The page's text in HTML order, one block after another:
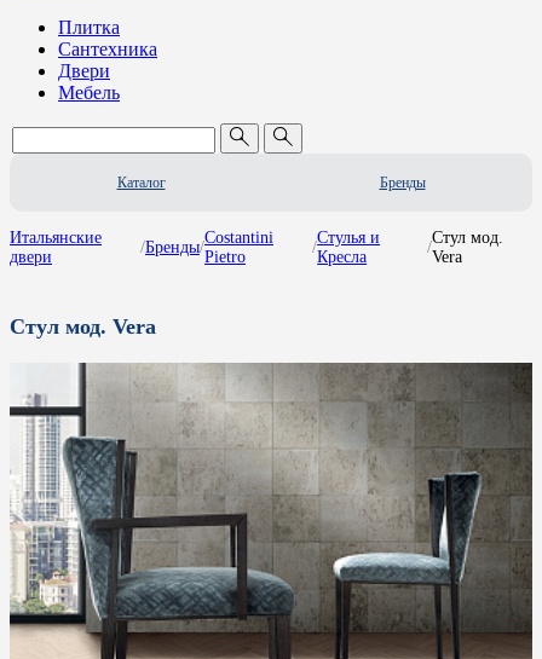
Плитка
Сантехника
Двери
Мебель
Каталог Бренды
Итальянские
двери
/Бренды/
Costantini
Pietro
/
Стулья и
Кресла
/
Стул мод.
Vera
Стул мод. Vera